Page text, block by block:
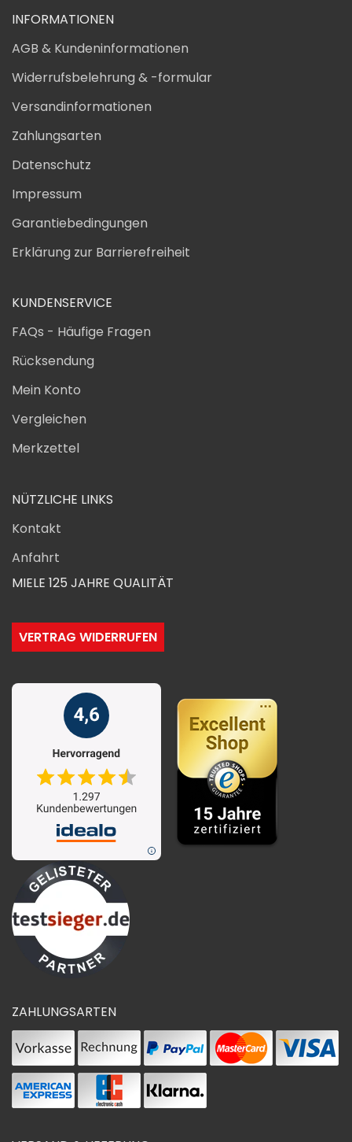
INFORMATIONEN
AGB & Kundeninformationen
Widerrufsbelehrung & -formular
Versandinformationen
Zahlungsarten
Datenschutz
Impressum
Garantiebedingungen
Erklärung zur Barrierefreiheit
KUNDENSERVICE
FAQs - Häufige Fragen
Rücksendung
Mein Konto
Vergleichen
Merkzettel
NÜTZLICHE LINKS
Kontakt
Anfahrt
MIELE 125 JAHRE QUALITÄT
VERTRAG WIDERRUFEN
ZAHLUNGSARTEN